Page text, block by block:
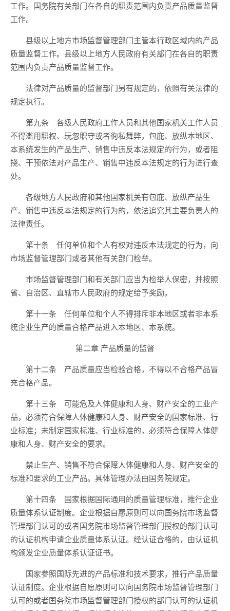
工作。国务院有关部门在各自的职责范围内负责产品质量监督
工作。
县级以上地方市场监督管理部门主管本行政区域内的产品
质量监督工作。县级以上地方人民政府有关部门在各自的职责
范围内负责产品质量监督工作。
法律对产品质量的监督部门另有规定的，依照有关法律的
规定执行。
第九条 各级人民政府工作人员和其他国家机关工作人员
不得滥用职权、玩忽职守或者徇私舞弊，包庇、放纵本地区、
本系统发生的产品生产、销售中违反本法规定的行为，或者阻
挠、干预依法对产品生产、销售中违反本法规定的行为进行查
处。
各级地方人民政府和其他国家机关有包庇、放纵产品生
产、销售中违反本法规定的行为的，依法追究其主要负责人的
法律责任。
第十条 任何单位和个人有权对违反本法规定的行为，向
市场监督管理部门或者其他有关部门检举。
市场监督管理部门和有关部门应当为检举人保密，并按照
省、自治区、直辖市人民政府的规定给予奖励。
第十一条 任何单位和个人不得排斥非本地区或者非本系
统企业生产的质量合格产品进入本地区、本系统。
第二章 产品质量的监督
第十二条 产品质量应当检验合格，不得以不合格产品冒
充合格产品。
第十三条 可能危及人体健康和人身、财产安全的工业产
品，必须符合保障人体健康和人身、财产安全的国家标准、行
业标准；未制定国家标准、行业标准的，必须符合保障人体健
康和人身、财产安全的要求。
禁止生产、销售不符合保障人体健康和人身、财产安全的
标准和要求的工业产品。具体管理办法由国务院规定。
第十四条 国家根据国际通用的质量管理标准，推行企业
质量体系认证制度。企业根据自愿原则可以向国务院市场监督
管理部门认可的或者国务院市场监督管理部门授权的部门认可
的认证机构申请企业质量体系认证。经认证合格的，由认证机
构颁发企业质量体系认证证书。
国家参照国际先进的产品标准和技术要求，推行产品质量
认证制度。企业根据自愿原则可以向国务院市场监督管理部门
认可的或者国务院市场监督管理部门授权的部门认可的认证机